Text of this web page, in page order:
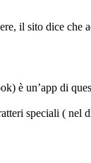
il sito dice che
è un’app di
speciali ( nel